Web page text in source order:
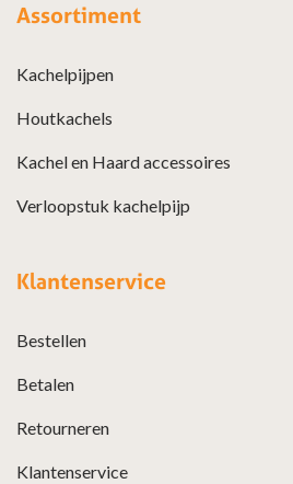
Assortiment
Kachelpijpen
Houtkachels
Kachel en Haard accessoires
Verloopstuk kachelpijp
Klantenservice
Bestellen
Betalen
Retourneren
Klantenservice